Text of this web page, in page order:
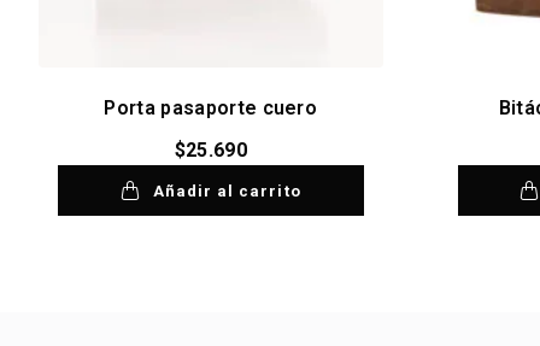
Porta pasaporte cuero
$25.690
Añadir al carrito